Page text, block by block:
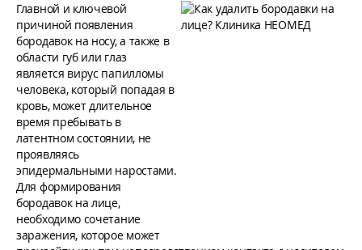
Главной и ключевой
причиной появления
бородавок на носу, а также в
области губ или глаз
является вирус папилломы
человека, который попадая в
кровь, может длительное
время пребывать в
латентном состоянии, не
проявляясь
эпидермальными наростами.
Для формирования
бородавок на лице,
необходимо сочетание
заражения, которое может